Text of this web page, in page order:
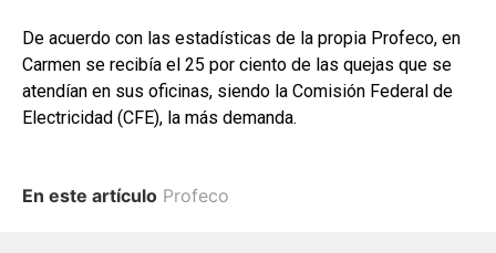
De acuerdo con las estadísticas de la propia Profeco, en
Carmen se recibía el 25 por ciento de las quejas que se
atendían en sus oficinas, siendo la Comisión Federal de
Electricidad (CFE), la más demanda.
En este artículo Profeco